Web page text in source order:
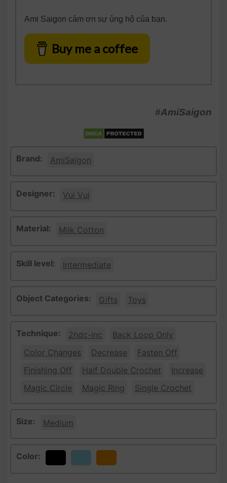
Ami Saigon cảm ơn sự ủng hộ của bạn.
Buy me a coffee
#AmiSaigon
Brand: AmiSaigon
Designer: Vui Vui
Material: Milk Cotton
Skill level: Intermediate
Object Categories: Gifts Toys
Technique: 2hdc-inc
Back Loop Only
Color Changes
Decrease
Fasten Off
Finishing Off
Half Double Crochet
Increase
Magic Circle
Magic Ring Single Crochet
Size: Medium
Color: